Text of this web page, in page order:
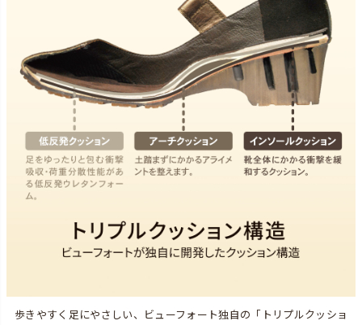
歩きやすく足にやさしい、ビューフォート独自の「トリプルクッショ